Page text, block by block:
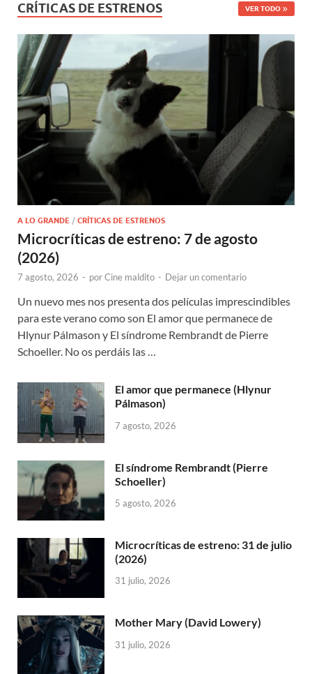
CRÍTICAS DE ESTRENOS VER TODO
A LO GRANDE / CRÍTICAS DE ESTRENOS
Microcríticas de estreno: 7 de agosto
(2026)
7 agosto, 2026 - porCine maldito - Dejar un comentario
Un nuevo mes nos presenta dos películas imprescindibles
para este verano como son El amor que permanece de
Hlynur Pálmason y El síndrome Rembrandt de Pierre
Schoeller. No os perdáis las …
El amor que permanece (Hlynur
Pálmason)
7 agosto, 2026
El síndrome Rembrandt (Pierre
Schoeller)
5 agosto, 2026
Microcríticas de estreno: 31 de julio
(2026)
31 julio, 2026
Mother Mary (David Lowery)
31 julio, 2026